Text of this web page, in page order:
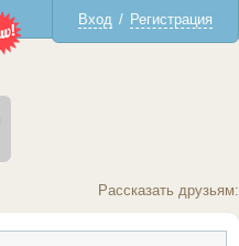
Вход / Регистрация
Рассказать друзьям: